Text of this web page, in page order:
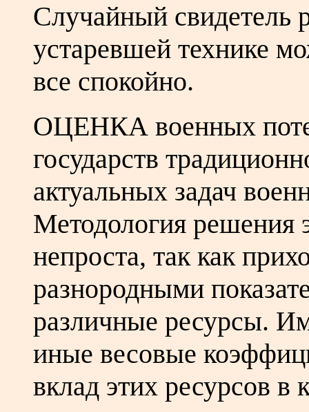
Случайный свидетель
устаревшей технике
все спокойно.
ОЦЕНКА военных
государств
актуальных задач
Методология решения
непроста, так как
разнородными
различные ресурсы.
иные весовые
вклад этих ресурсов